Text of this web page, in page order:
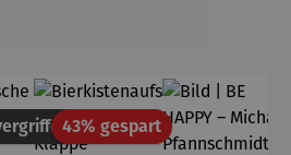
43% gespartRabatt